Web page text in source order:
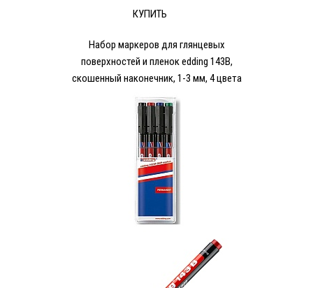
КУПИТЬ
Набор мaркеров для глянцевых
поверхностей и пленок edding 143B,
скошенный наконечник, 1-3 мм, 4 цвета